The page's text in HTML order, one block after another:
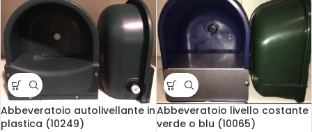
Abbeveratoio autolivellante in
plastica (10249)
Abbeveratoio livello costante
verde o blu (10065)